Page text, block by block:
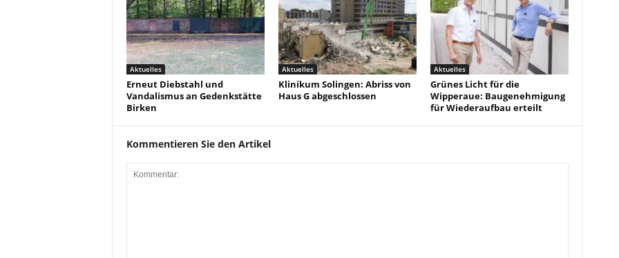
Aktuelles
Erneut Diebstahl und
Vandalismus an Gedenkstätte
Birken
Aktuelles
Klinikum Solingen: Abriss von
Haus G abgeschlossen
Aktuelles
Grünes Licht für die
Wipperaue: Baugenehmigung
für Wiederaufbau erteilt
Kommentieren Sie den Artikel